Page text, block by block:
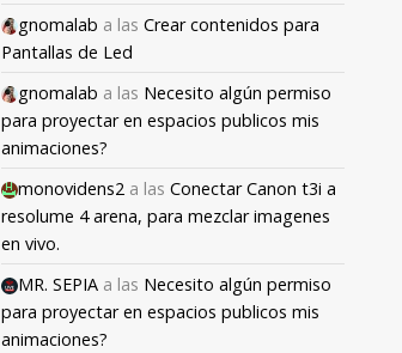
gnomalab a las Crear contenidos para
Pantallas de Led
gnomalab a las Necesito algún permiso
para proyectar en espacios publicos mis
animaciones?
monovidens2 a las Conectar Canon t3i a
resolume 4 arena, para mezclar imagenes
en vivo.
MR. SEPIA a las Necesito algún permiso
para proyectar en espacios publicos mis
animaciones?